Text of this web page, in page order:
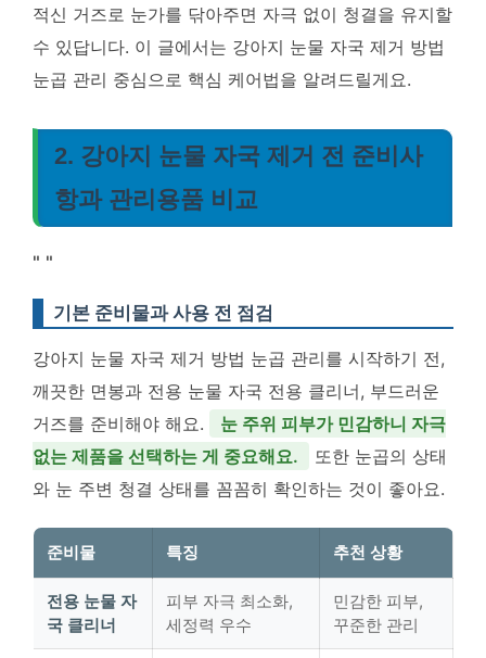
적신 거즈로 눈가를 닦아주면 자극 없이 청결을 유지할
수 있답니다. 이 글에서는 강아지 눈물 자국 제거 방법
눈곱 관리 중심으로 핵심 케어법을 알려드릴게요.
2. 강아지 눈물 자국 제거 전 준비사
항과 관리용품 비교
" "
기본 준비물과 사용 전 점검
강아지 눈물 자국 제거 방법 눈곱 관리를 시작하기 전,
깨끗한 면봉과 전용 눈물 자국 전용 클리너, 부드러운
거즈를 준비해야 해요.
눈 주위 피부가 민감하니 자극
없는 제품을 선택하는 게 중요해요.
또한 눈곱의 상태
와 눈 주변 청결 상태를 꼼꼼히 확인하는 것이 좋아요.
준비물 특징 추천 상황
전용 눈물 자
국 클리너
피부 자극 최소화,
세정력 우수
민감한 피부,
꾸준한 관리